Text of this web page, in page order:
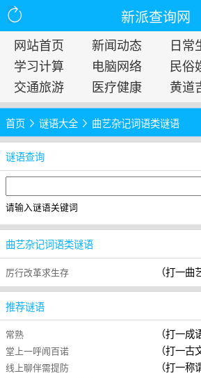
新派查询网
网站首页 新闻动态 日常
学习计算
电脑网络 民俗
交通旅游
医疗健康 黄道
首页 谜语大全 曲艺杂记词语类谜语
谜语查询
请输入谜语关键词
曲艺杂记词语类谜语
厉行改革求生存 （打一曲
推荐谜语
常熟 （打一成
堂上一呼闻百诺 （打一古
线上聊伴需提防 （打一称